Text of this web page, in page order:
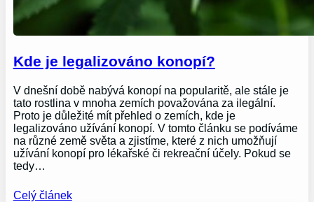
Kde je legalizováno konopí?
V dnešní době nabývá konopí na popularitě, ale stále je
tato rostlina v mnoha zemích považována za ilegální.
Proto je důležité mít přehled o zemích, kde je
legalizováno užívání konopí. V tomto článku se podíváme
na různé země světa a zjistíme, které z nich umožňují
užívání konopí pro lékařské či rekreační účely. Pokud se
tedy…
Celý článek